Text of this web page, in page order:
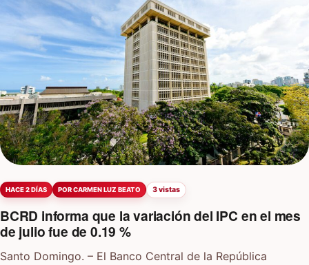
HACE 2 DÍAS POR CARMEN LUZ BEATO 3 vistas
BCRD informa que la variación del IPC en el mes
de julio fue de 0.19 %
Santo Domingo. – El Banco Central de la República